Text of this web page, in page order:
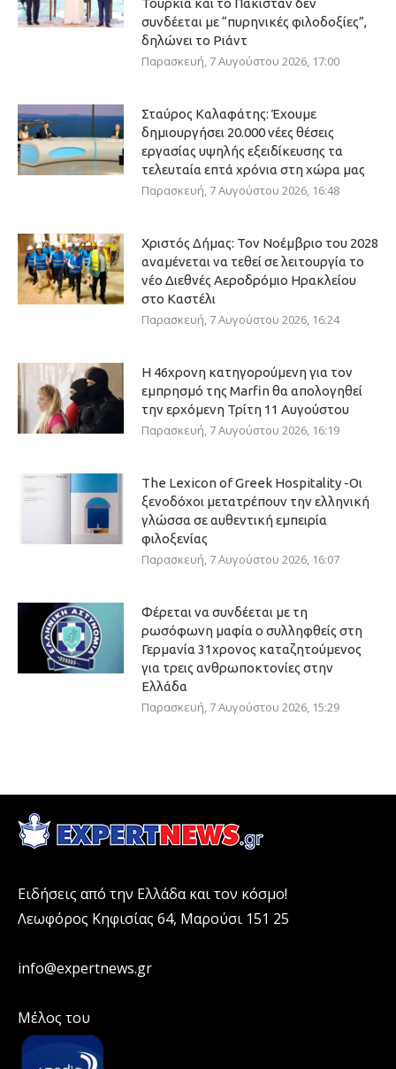
Τουρκία και το Πακιστάν δεν
συνδέεται με “πυρηνικές φιλοδοξίες”,
δηλώνει το Ριάντ
Παρασκευή, 7 Αυγούστου 2026, 17:00
Σταύρος Καλαφάτης: Έχουμε
δημιουργήσει 20.000 νέες θέσεις
εργασίας υψηλής εξειδίκευσης τα
τελευταία επτά χρόνια στη χώρα μας
Παρασκευή, 7 Αυγούστου 2026, 16:48
Χριστός Δήμας: Τον Νοέμβριο του 2028
αναμένεται να τεθεί σε λειτουργία το
νέο Διεθνές Αεροδρόμιο Ηρακλείου
στο Καστέλι
Παρασκευή, 7 Αυγούστου 2026, 16:24
Η 46χρονη κατηγορούμενη για τον
εμπρησμό της Marfin θα απολογηθεί
την ερχόμενη Τρίτη 11 Αυγούστου
Παρασκευή, 7 Αυγούστου 2026, 16:19
The Lexicon of Greek Hospitality -Οι
ξενοδόχοι μετατρέπουν την ελληνική
γλώσσα σε αυθεντική εμπειρία
φιλοξενίας
Παρασκευή, 7 Αυγούστου 2026, 16:07
Φέρεται να συνδέεται με τη
ρωσόφωνη μαφία ο συλληφθείς στη
Γερμανία 31χρονος καταζητούμενος
για τρεις ανθρωποκτονίες στην
Ελλάδα
Παρασκευή, 7 Αυγούστου 2026, 15:29
Ειδήσεις από την Ελλάδα και τον κόσμο!
Λεωφόρος Κηφισίας 64, Μαρούσι 151 25
info@expertnews.gr
Μέλος του